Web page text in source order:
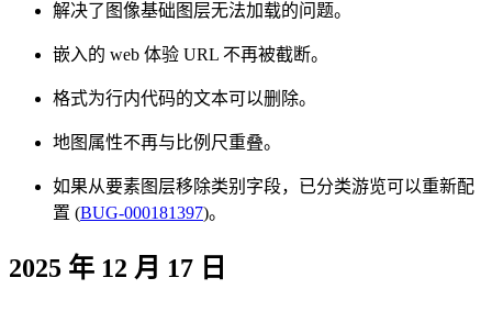
解决了图像基础图层无法加载的问题。
嵌入的 web 体验 URL 不再被截断。
格式为行内代码的文本可以删除。
地图属性不再与比例尺重叠。
如果从要素图层移除类别字段，已分类游览可以重新配
置 (BUG-000181397)。
2025 年 12 月 17 日